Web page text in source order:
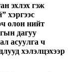
эхлэх гэж
хэргээс
олон нийт
дагуу
асуулга ч
хэлэлцэхээр